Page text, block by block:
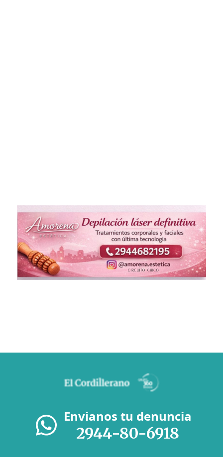
Envianos tu denuncia
2944-80-6918